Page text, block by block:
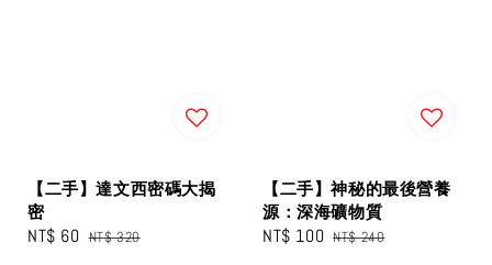
【二手】達文西密碼大揭
密
Sale
NT$ 60 Regular
NT$ 320
【二手】神秘的最後營養
源：深海礦物質
Sale
NT$ 100 Regular
NT$ 240